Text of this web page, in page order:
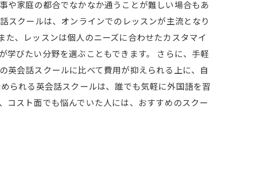
や家庭の都合でなかなか通うことが難しい場合もあ
スクールは、オンラインでのレッスンが主流となり
た、レッスンは個人のニーズに合わせたカスタマイ
学びたい分野を選ぶこともできます。 さらに、手軽
英会話スクールに比べて費用が抑えられる上に、自
られる英会話スクールは、誰でも気軽に外国語を習
コスト面でも悩んでいた人には、おすすめのスクー